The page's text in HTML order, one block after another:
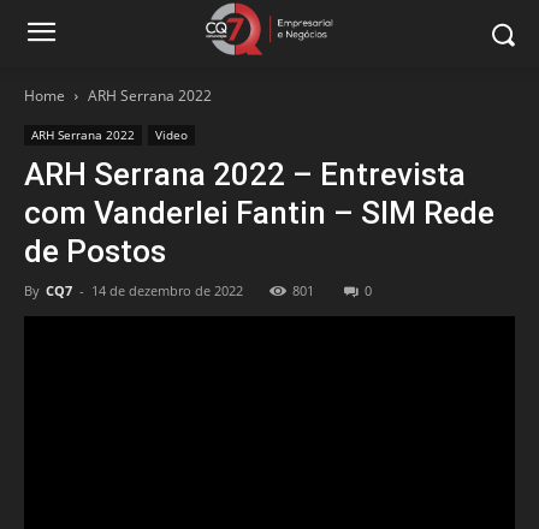
Home ARH Serrana 2022
ARH Serrana 2022 Video
ARH Serrana 2022 – Entrevista
com Vanderlei Fantin – SIM Rede
de Postos
By CQ7 - 14 de dezembro de 2022 801 0